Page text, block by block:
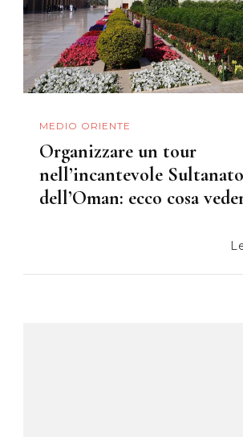
MEDIO ORIENTE
Organizzare un tour
nell’incantevole Sultanato
dell’Oman: ecco cosa